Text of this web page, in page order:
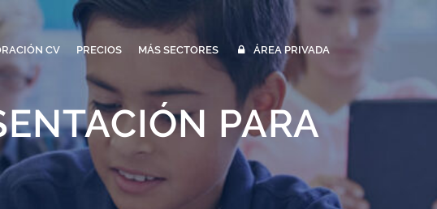
CV PRECIOS MÁS SECTORES ÁREA PRIVADA
PARA